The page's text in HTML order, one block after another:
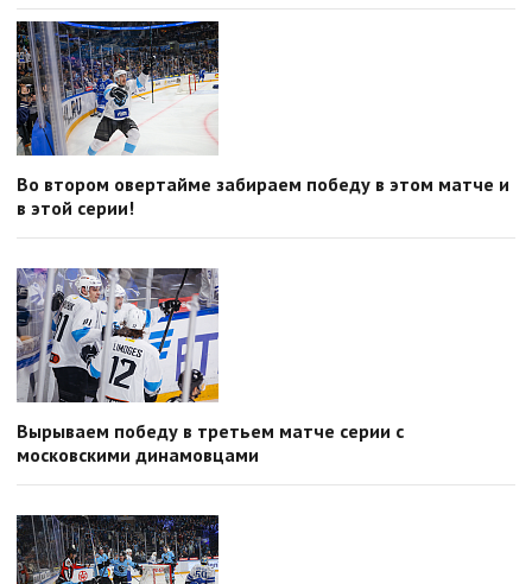
Во втором овертайме забираем победу в этом матче и
в этой серии!
Вырываем победу в третьем матче серии с
московскими динамовцами